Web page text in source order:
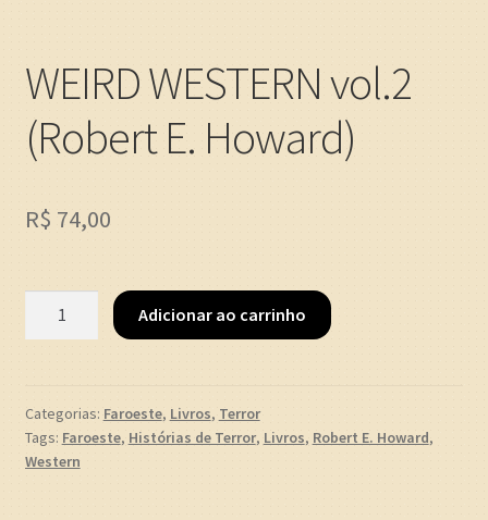
WEIRD WESTERN vol.2
(Robert E. Howard)
R$ 74,00
E.
Howard)
quantidade
Adicionar ao carrinho
Categorias: Faroeste, Livros, Terror
Tags: Faroeste, Histórias de Terror, Livros, Robert E. Howard,
Western